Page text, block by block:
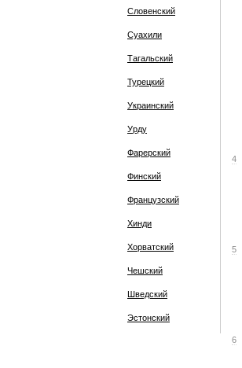
Словенский
Суахили
Тагальский
Турецкий
Украинский
Урду
Фарерский
Финский
Французский
Хинди
Хорватский
Чешский
Шведский
Эстонский
4
5
6